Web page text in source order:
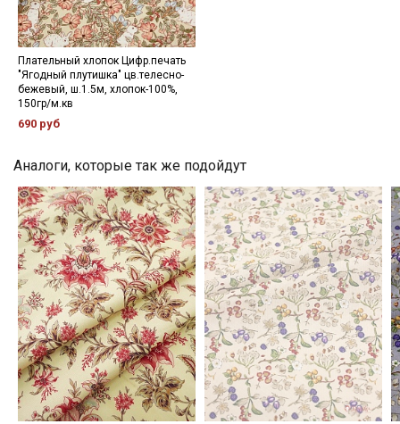
Плательный хлопок Цифр.печать
"Ягодный плутишка" цв.телесно-
бежевый, ш.1.5м, хлопок-100%,
150гр/м.кв
690 руб
Аналоги, которые так же подойдут
Мы публикуем здесь дополнительные
промокоды и скидки до 30% на узкие
категории тканей
Электронная почта
Подписаться
Ознакомлен(а) сПолитикой обработки персональных
данныхи даюСогласие на обработку персональных
данных
ДаюСогласие на получение рекламных и
информационных рассылок